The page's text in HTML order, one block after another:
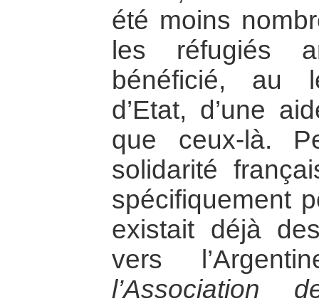
été moins
les réfugiés
bénéficié, au
d’Etat, d’une
que ceux-là.
solidarité
spécifiquement
existait déjà
vers
l’Association